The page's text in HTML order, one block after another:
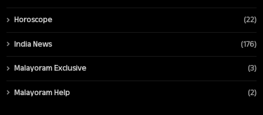
Horoscope (22)
India News (176)
Malayoram Exclusive (3)
Malayoram Help (2)